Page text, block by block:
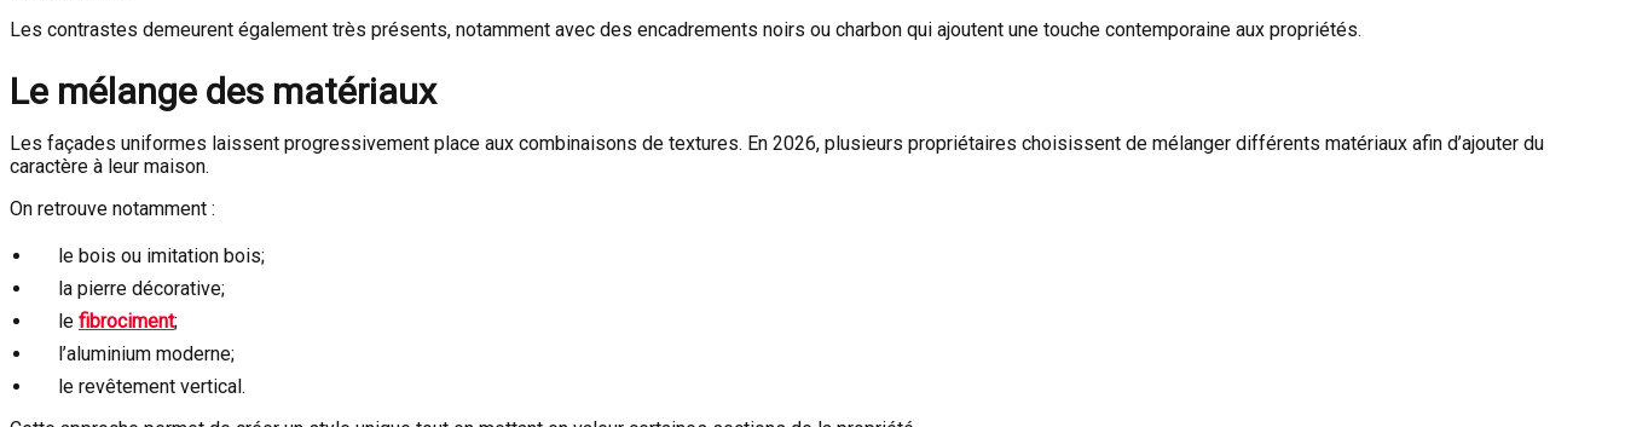
Les contrastes demeurent également très présents, notamment avec des encadrements noirs ou charbon qui ajoutent une touche contemporaine aux propriétés.
Le mélange des matériaux
Les façades uniformes laissent progressivement place aux combinaisons de textures. En 2026, plusieurs propriétaires choisissent de mélanger différents matériaux afin d’ajouter du
caractère à leur maison.
On retrouve notamment :
le bois ou imitation bois;
la pierre décorative;
le fibrociment;
l’aluminium moderne;
le revêtement vertical.